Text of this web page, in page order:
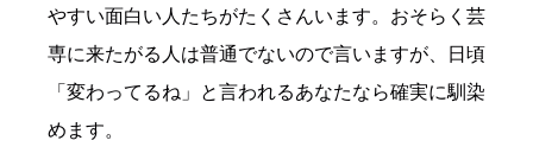
やすい面白い人たちがたくさんいます。おそらく芸
専に来たがる人は普通でないので言いますが、日頃
「変わってるね」と言われるあなたなら確実に馴染
めます。